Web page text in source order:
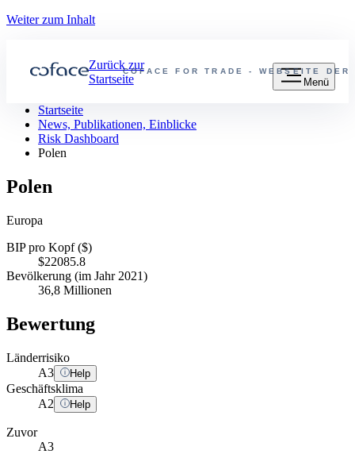
Weiter zum Inhalt
COFACE FOR TRADE - WEBSEITE DER
Zurück zur
Startseite
Menü
Startseite
News, Publikationen, Einblicke
Risk Dashboard
Polen
Polen
Europa
BIP pro Kopf ($)
$22085.8
Bevölkerung (im Jahr 2021)
36,8 Millionen
Bewertung
Länderrisiko
A3 Help
Geschäftsklima
A2 Help
Zuvor
A3